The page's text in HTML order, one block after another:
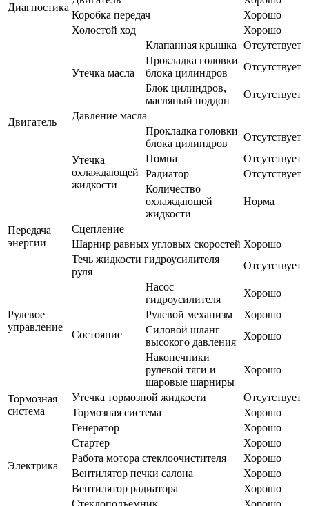
Диагностика
Коробка передач
Хорошо
Двигатель
Холостой ход Хорошо
Утечка масла
Клапанная крышка
Отсутствует
Прокладка головки
блока цилиндров
Отсутствует
Блок цилиндров,
масляный поддон
Отсутствует
Давление масла
Утечка
охлаждающей
жидкости
Прокладка головки
блока цилиндров
Отсутствует
Помпа
Отсутствует
Радиатор
Отсутствует
Количество
охлаждающей
жидкости
Норма
Передача
энергии
Сцепление
Шарнир равных угловых скоростей Хорошо
Рулевое
управление
Течь жидкости гидроусилителя
руля
Отсутствует
Состояние
Насос
гидроусилителя
Хорошо
Рулевой механизм
Хорошо
Силовой шланг
высокого давления
Хорошо
Наконечники
рулевой тяги и
шаровые шарниры
Хорошо
Тормозная
система
Утечка тормозной жидкости
Отсутствует
Тормозная система
Хорошо
Электрика
Генератор
Хорошо
Стартер
Хорошо
Работа мотора стеклоочистителя
Хорошо
Вентилятор печки салона
Хорошо
Вентилятор радиатора
Хорошо